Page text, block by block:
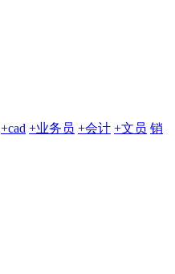
+cad +业务员 +会计 +文员 销